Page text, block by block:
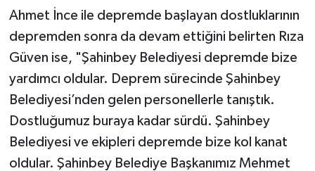
Ahmet İnce ile depremde başlayan dostluklarının
depremden sonra da devam ettiğini belirten Rıza
Güven ise, "Şahinbey Belediyesi depremde bize
yardımcı oldular. Deprem sürecinde Şahinbey
Belediyesi’nden gelen personellerle tanıştık.
Dostluğumuz buraya kadar sürdü. Şahinbey
Belediyesi ve ekipleri depremde bize kol kanat
oldular. Şahinbey Belediye Başkanımız Mehmet